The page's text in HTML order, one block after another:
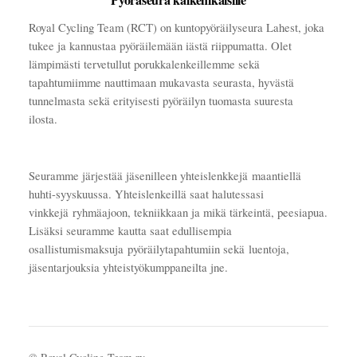
Royal Cycling Team (RCT) on kuntopyöräilyseura Lahest, joka
tukee ja kannustaa pyöräilemään iästä riippumatta. Olet
lämpimästi tervetullut porukkalenkeillemme sekä
tapahtumiimme nauttimaan mukavasta seurasta, hyvästä
tunnelmasta sekä erityisesti pyöräilyn tuomasta suuresta
ilosta.
Seuramme järjestää jäsenilleen yhteislenkkejä maantiellä
huhti-syyskuussa. Yhteislenkeillä saat halutessasi
vinkkejä ryhmäajoon, tekniikkaan ja mikä tärkeintä, peesiapua.
Lisäksi seuramme kautta saat edullisempia
osallistumismaksuja pyöräilytapahtumiin sekä luentoja,
jäsentarjouksia yhteistyökumppaneilta jne.